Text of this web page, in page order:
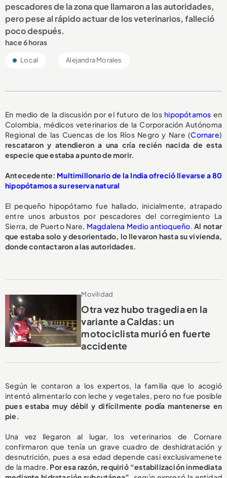
pescadores de la zona que llamaron a las autoridades,
pero pese al rápido actuar de los veterinarios, falleció
poco después.
hace 6 horas
Local Alejandra Morales
En medio de la discusión por el futuro de los hipopótamos en
Colombia, médicos veterinarios de la Corporación Autónoma
Regional de las Cuencas de los Ríos Negro y Nare (Cornare)
rescataron y atendieron a una cría recién nacida de esta
especie que estaba a punto de morir.
Antecedente: Multimillonario de la India ofreció llevarse a 80
hipopótamos a su reserva natural
El pequeño hipopótamo fue hallado, inicialmente, atrapado
entre unos arbustos por pescadores del corregimiento La
Sierra, de Puerto Nare, Magdalena Medio antioqueño Al notar
que estaba solo y desorientado, lo llevaron hasta su vivienda,
donde contactaron a las autoridades.
Movilidad
Otra vez hubo tragedia en la
variante a Caldas: un
motociclista murió en fuerte
accidente
Según le contaron a los expertos, la familia que lo acogió
intentó alimentarlo con leche y vegetales, pero no fue posible
pues estaba muy débil y difícilmente podía mantenerse en
pie.
Una vez llegaron al lugar, los veterinarios de Cornare
confirmaron que tenía un grave cuadro de deshidratación y
desnutrición, pues a esa edad depende casi exclusivamenete
de la madre. Por esa razón, requirió “estabilización inmediata